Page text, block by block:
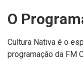
O
Cultura Nativa é o
programação da FM